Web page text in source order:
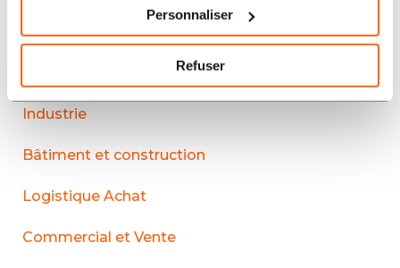
Personnaliser
Refuser
Horlogerie
Industrie
Bâtiment et construction
Logistique Achat
Commercial et Vente